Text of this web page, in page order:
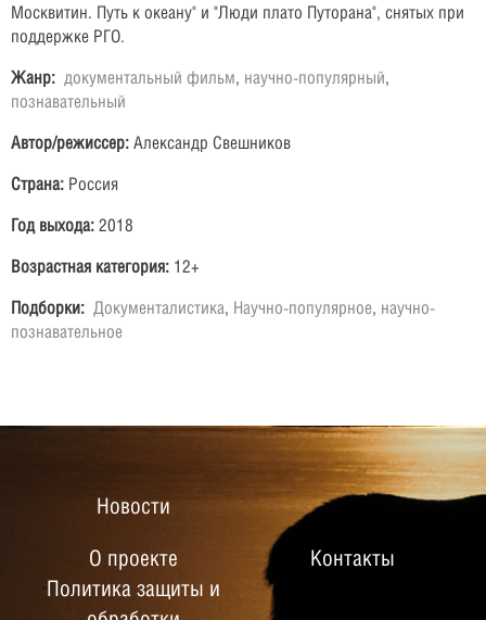
Москвитин. Путь к океану" и "Люди плато Путорана", снятых при
поддержке РГО.
Жанр: документальный фильм, научно-популярный,
познавательный
Автор/режиссер: Александр Свешников
Страна: Россия
Год выхода: 2018
Возрастная категория: 12+
Подборки: Документалистика, Научно-популярное, научно-
познавательное
Новости
О проекте
Контакты
Политика защиты и